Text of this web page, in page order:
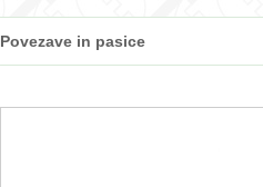
Povezave in pasice